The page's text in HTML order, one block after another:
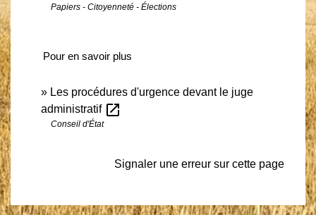
Papiers - Citoyenneté - Élections
Pour en savoir plus
Les procédures d'urgence devant le juge
administratif open_in_new
Conseil d'État
Signaler une erreur sur cette page